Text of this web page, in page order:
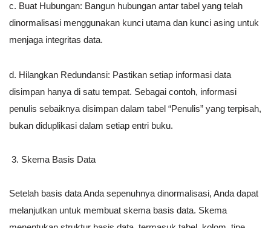
c. Buat Hubungan: Bangun hubungan antar tabel yang telah
dinormalisasi menggunakan kunci utama dan kunci asing untuk
menjaga integritas data.
d. Hilangkan Redundansi: Pastikan setiap informasi data
disimpan hanya di satu tempat. Sebagai contoh, informasi
penulis sebaiknya disimpan dalam tabel “Penulis” yang terpisah,
bukan diduplikasi dalam setiap entri buku.
Skema Basis Data
Setelah basis data Anda sepenuhnya dinormalisasi, Anda dapat
melanjutkan untuk membuat skema basis data. Skema